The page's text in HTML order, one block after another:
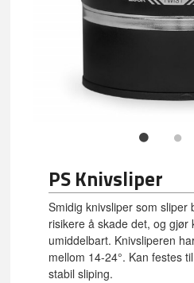
PS Knivsliper
Smidig knivsliper som sliper
risikere å skade det, og gjør
umiddelbart. Knivsliperen
mellom 14-24°. Kan festes
stabil sliping.